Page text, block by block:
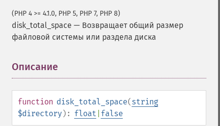
(PHP 4 >= 4.1.0, PHP 5, PHP 7, PHP 8)
disk_total_space — Возвращает общий размер
файловой системы или раздела диска
Описание
function disk_total_space(string
$directory): float false